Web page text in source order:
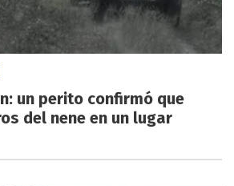
un perito confirmó que
del nene en un lugar